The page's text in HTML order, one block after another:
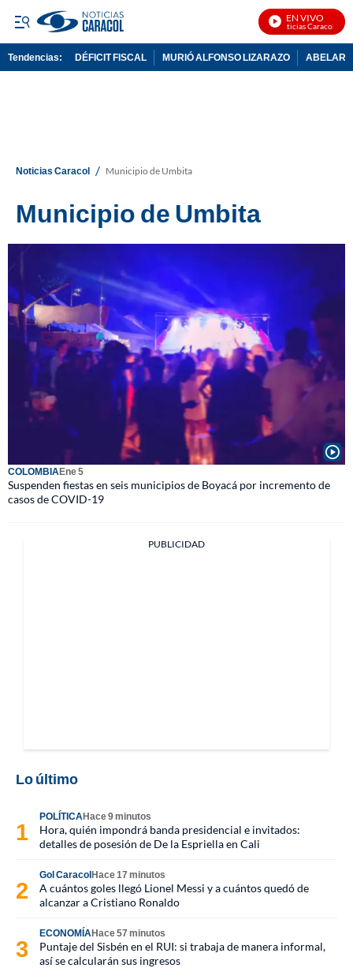
EN VIVO
Noticias Caracol En
Tendencias: DÉFICIT FISCAL MURIÓ ALFONSO LIZARAZO
Noticias Caracol / Municipio de Umbita
Municipio de Umbita
COLOMBIAEne 5
Suspenden fiestas en seis municipios de Boyacá por incremento de
casos de COVID-19
PUBLICIDAD
Lo último
POLÍTICAHace 9 minutos
Hora, quién impondrá banda presidencial e invitados:
detalles de posesión de De la Espriella en Cali
Gol CaracolHace 17 minutos
A cuántos goles llegó Lionel Messi y a cuántos quedó de
alcanzar a Cristiano Ronaldo
ECONOMÍAHace 57 minutos
Puntaje del Sisbén en el RUI: si trabaja de manera informal,
así se calcularán sus ingresos